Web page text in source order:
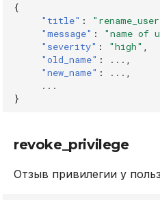
{
"title" :
"message" :
"name of
"severity" : "high"
"old_name" : ...
"new_name" : ...
...
}
revoke_privilege
Отзыв привилегии у